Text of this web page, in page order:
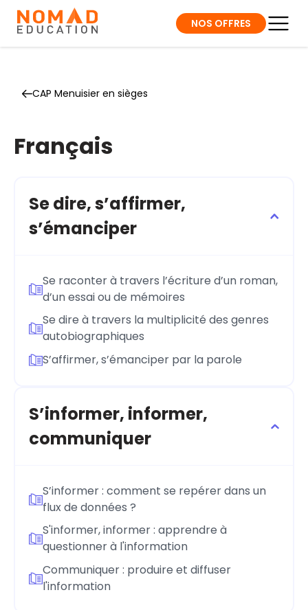
NOS OFFRES
CAP Menuisier en sièges
Français
Se dire, s’affirmer,
s’émanciper
Se raconter à travers l’écriture d’un roman,
d’un essai ou de mémoires
Se dire à travers la multiplicité des genres
autobiographiques
S’affirmer, s’émanciper par la parole
S’informer, informer,
communiquer
S’informer : comment se repérer dans un
flux de données ?
S'informer, informer : apprendre à
questionner à l'information
Communiquer : produire et diffuser
l'information